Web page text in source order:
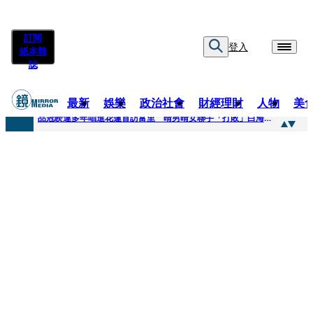
訂閱
紙本雜
誌
登入
最新 娛樂 政治社會 財經理財 人物 美
快訊
品冠睽違多年唱進花蓮首訪富里 晴男晴女聯手「打敗」白海豚颱風